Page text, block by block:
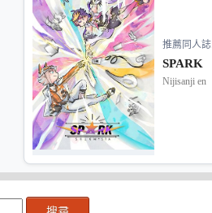
推薦同人誌
SPARK
Nijisanji en